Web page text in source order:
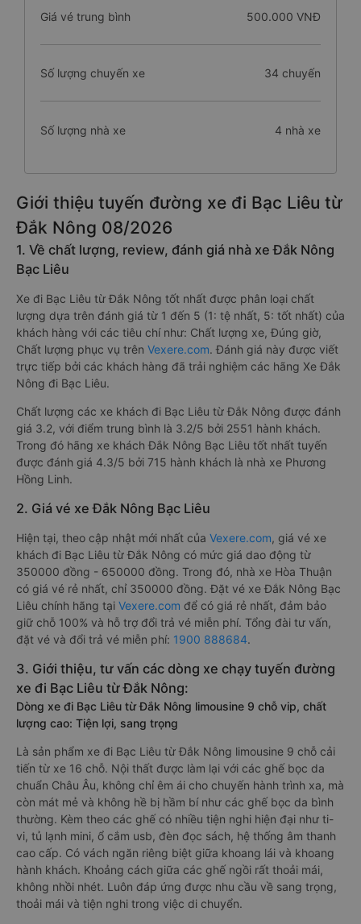
Giá vé trung bình 500.000 VNĐ
Số lượng chuyến xe 34 chuyến
Số lượng nhà xe 4 nhà xe
Giới thiệu tuyến đường xe đi Bạc Liêu từ
Đắk Nông 08/2026
1. Về chất lượng, review, đánh giá nhà xe Đắk Nông
Bạc Liêu
Xe đi Bạc Liêu từ Đắk Nông tốt nhất được phân loại chất
lượng dựa trên đánh giá từ 1 đến 5 (1: tệ nhất, 5: tốt nhất) của
khách hàng với các tiêu chí như: Chất lượng xe, Đúng giờ,
Chất lượng phục vụ trên Vexere.com. Đánh giá này được viết
trực tiếp bởi các khách hàng đã trải nghiệm các hãng Xe Đắk
Nông đi Bạc Liêu.
Chất lượng các xe khách đi Bạc Liêu từ Đắk Nông được đánh
giá 3.2, với điểm trung bình là 3.2/5 bởi 2551 hành khách.
Trong đó hãng xe khách Đắk Nông Bạc Liêu tốt nhất tuyến
được đánh giá 4.3/5 bởi 715 hành khách là nhà xe Phương
Hồng Linh.
2. Giá vé xe Đắk Nông Bạc Liêu
Hiện tại, theo cập nhật mới nhất của Vexere.com, giá vé xe
khách đi Bạc Liêu từ Đắk Nông có mức giá dao động từ
350000 đồng - 650000 đồng. Trong đó, nhà xe Hòa Thuận
có giá vé rẻ nhất, chỉ 350000 đồng. Đặt vé xe Đắk Nông Bạc
Liêu chính hãng tại Vexere.com để có giá rẻ nhất, đảm bảo
giữ chỗ 100% và hỗ trợ đổi trả vé miễn phí. Tổng đài tư vấn,
đặt vé và đổi trả vé miễn phí: 1900 888684.
3. Giới thiệu, tư vấn các dòng xe chạy tuyến đường
xe đi Bạc Liêu từ Đắk Nông:
Dòng xe đi Bạc Liêu từ Đắk Nông limousine 9 chỗ vip, chất
lượng cao: Tiện lợi, sang trọng
Là sản phẩm xe đi Bạc Liêu từ Đắk Nông limousine 9 chỗ cải
tiến từ xe 16 chỗ. Nội thất được làm lại với các ghế bọc da
chuẩn Châu Âu, không chỉ êm ái cho chuyến hành trình xa, mà
còn mát mẻ và không hề bị hầm bí như các ghế bọc da bình
thường. Kèm theo các ghế có nhiều tiện nghi hiện đại như ti-
vi, tủ lạnh mini, ổ cắm usb, đèn đọc sách, hệ thống âm thanh
cao cấp. Có vách ngăn riêng biệt giữa khoang lái và khoang
hành khách. Khoảng cách giữa các ghế ngồi rất thoải mái,
không nhồi nhét. Luôn đáp ứng được nhu cầu về sang trọng,
thoải mái và tiện nghi trong việc di chuyển.